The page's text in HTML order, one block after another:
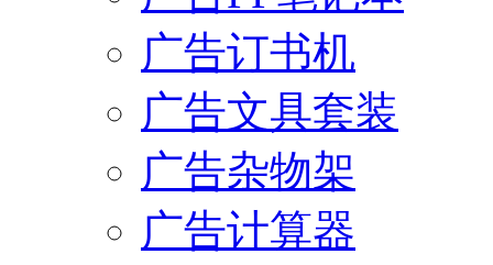
广告订书机
广告文具套装
广告杂物架
广告计算器